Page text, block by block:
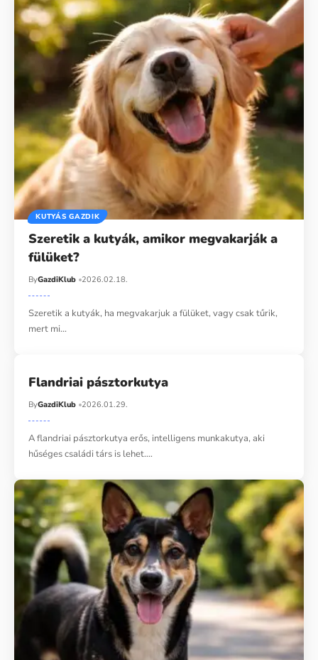
KUTYÁS GAZDIK
Szeretik a kutyák, amikor megvakarják a
fülüket?
ByGazdiKlub 2026.02.18.
Szeretik a kutyák, ha megvakarjuk a fülüket, vagy csak tűrik,
mert mi…
Flandriai pásztorkutya
ByGazdiKlub 2026.01.29.
A flandriai pásztorkutya erős, intelligens munkakutya, aki
hűséges családi társ is lehet.…